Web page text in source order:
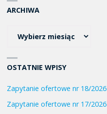
ARCHIWA
OSTATNIE WPISY
Zapytanie ofertowe nr 18/2026
Zapytanie ofertowe nr 17/2026